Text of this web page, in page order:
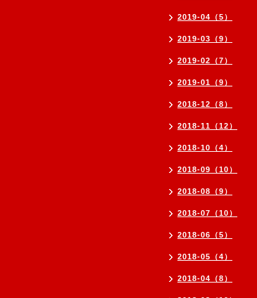
2019-04（5）
2019-03（9）
2019-02（7）
2019-01（9）
2018-12（8）
2018-11（12）
2018-10（4）
2018-09（10）
2018-08（9）
2018-07（10）
2018-06（5）
2018-05（4）
2018-04（8）